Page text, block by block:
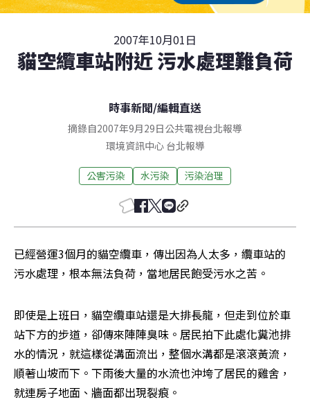
2007年10月01日
貓空纜車站附近 污水處理難負荷
時事新聞/編輯直送
摘錄自2007年9月29日公共電視台北報導
環境資訊中心 台北報導
公害污染 水污染 污染治理
已經營運3個月的貓空纜車，傳出因為人太多，纜車站的
污水處理，根本無法負荷，當地居民飽受污水之苦。
即使是上班日，貓空纜車站還是大排長龍，但走到位於車
站下方的步道，卻傳來陣陣臭味。居民拍下此處化糞池排
水的情況，就這樣從溝面流出，整個水溝都是滾滾黃流，
順著山坡而下。下雨後大量的水流也沖垮了居民的雞舍，
就連房子地面、牆面都出現裂痕。